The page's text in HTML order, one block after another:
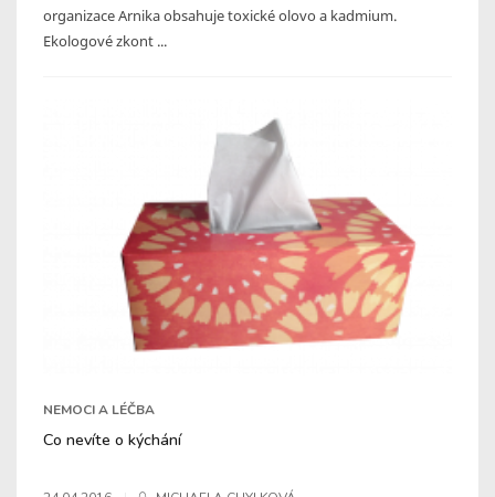
organizace Arnika obsahuje toxické olovo a kadmium.
Ekologové zkont ...
NEMOCI A LÉČBA
Co nevíte o kýchání